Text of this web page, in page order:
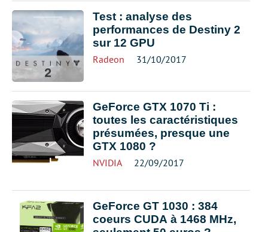
Test : analyse des
performances de Destiny 2
sur 12 GPU
Radeon 31/10/2017
GeForce GTX 1070 Ti :
toutes les caractéristiques
présumées, presque une
GTX 1080 ?
NVIDIA 22/09/2017
GeForce GT 1030 : 384
coeurs CUDA à 1468 MHz,